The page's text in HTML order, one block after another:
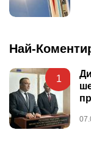
Най-
1